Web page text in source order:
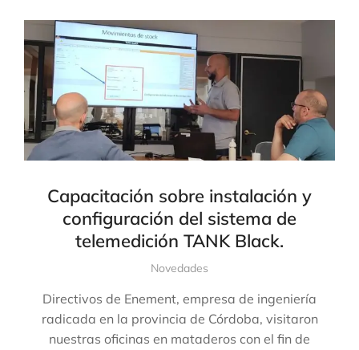
Capacitación sobre instalación y
configuración del sistema de
telemedición TANK Black.
Novedades
Directivos de Enement, empresa de ingeniería
radicada en la provincia de Córdoba, visitaron
nuestras oficinas en mataderos con el fin de